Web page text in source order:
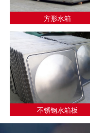
方形水箱
不锈钢水箱板